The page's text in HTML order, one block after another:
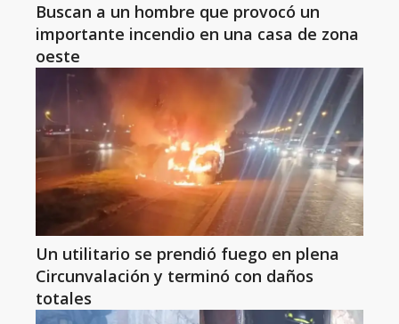
Buscan a un hombre que provocó un
importante incendio en una casa de zona
oeste
Un utilitario se prendió fuego en plena
Circunvalación y terminó con daños
totales